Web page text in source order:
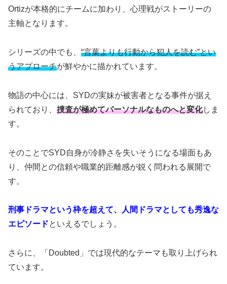
Ortizが本格的にチームに加わり、心理戦がストーリーの
主軸となります。
シリーズの中でも、 “言葉よりも行動から犯人を読む”とい
うアプローチが鮮やかに描かれています。
物語の中心には、SYDの実妹が被害者となる事件が据え
られており、 捜査が極めてパーソナルなものへと変化しま
す。
そのことでSYD自身が冷静さを失いそうになる場面もあ
り、仲間との信頼や職業的距離感が鋭く問われる展開で
す。
刑事ドラマという枠を超えて、人間ドラマとしても秀逸な
エピソードといえるでしょう。
さらに、「Doubted」では現代的なテーマも取り上げられ
ています。